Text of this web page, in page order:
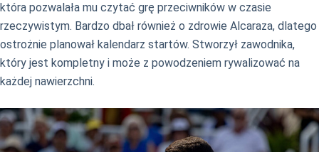
która pozwalała mu czytać grę przeciwników w czasie
rzeczywistym. Bardzo dbał również o zdrowie Alcaraza, dlatego
ostrożnie planował kalendarz startów. Stworzył zawodnika,
który jest kompletny i może z powodzeniem rywalizować na
każdej nawierzchni.